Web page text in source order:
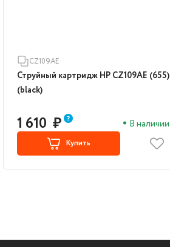
CZ109AE
Струйный картридж HP CZ109AE (655)
(black)
1 610 ₽ В наличии
Купить